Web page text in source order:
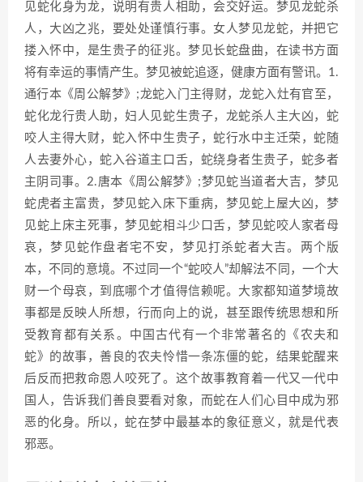
见蛇化身为龙，说明有贵人相助，会交好运。梦见龙蛇杀
人，大凶之兆，要处处谨慎行事。女人梦见龙蛇，并把它
搂入怀中，是生贵子的征兆。梦见长蛇盘曲，在读书方面
将有幸运的事情产生。梦见被蛇追逐，健康方面有警讯。1.
通行本《周公解梦》;龙蛇入门主得财，龙蛇入灶有官至，
蛇化龙行贵人助，妇人见蛇生贵子，龙蛇杀人主大凶，蛇
咬人主得大财，蛇入怀中生贵子，蛇行水中主迁荣，蛇随
人去妻外心，蛇入谷道主口舌，蛇绕身者生贵子，蛇多者
主阴司事。2.唐本《周公解梦》;梦见蛇当道者大吉，梦见
蛇虎者主富贵，梦见蛇入床下重病，梦见蛇上屋大凶，梦
见蛇上床主死事，梦见蛇相斗少口舌，梦见蛇咬人家者母
哀，梦见蛇作盘者宅不安，梦见打杀蛇者大吉。两个版
本，不同的意境。不过同一个“蛇咬人”却解法不同，一个大
财一个母哀，到底哪个才值得信赖呢。大家都知道梦境故
事都是反映人所想，行而向上的说，甚至跟传统思想和所
受教育都有关系。中国古代有一个非常著名的《农夫和
蛇》的故事，善良的农夫怜惜一条冻僵的蛇，结果蛇醒来
后反而把救命恩人咬死了。这个故事教育着一代又一代中
国人，告诉我们善良要看对象，而蛇在人们心目中成为邪
恶的化身。所以，蛇在梦中最基本的象征意义，就是代表
邪恶。